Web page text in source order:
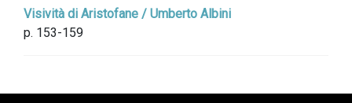
Visività di Aristofane / Umberto Albini
p. 153-159